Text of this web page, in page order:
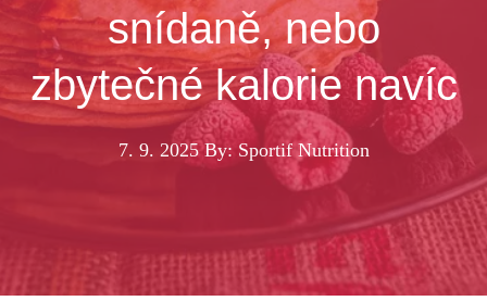
snídaně, nebo
zbytečné kalorie navíc
7. 9. 2025 By: Sportif Nutrition